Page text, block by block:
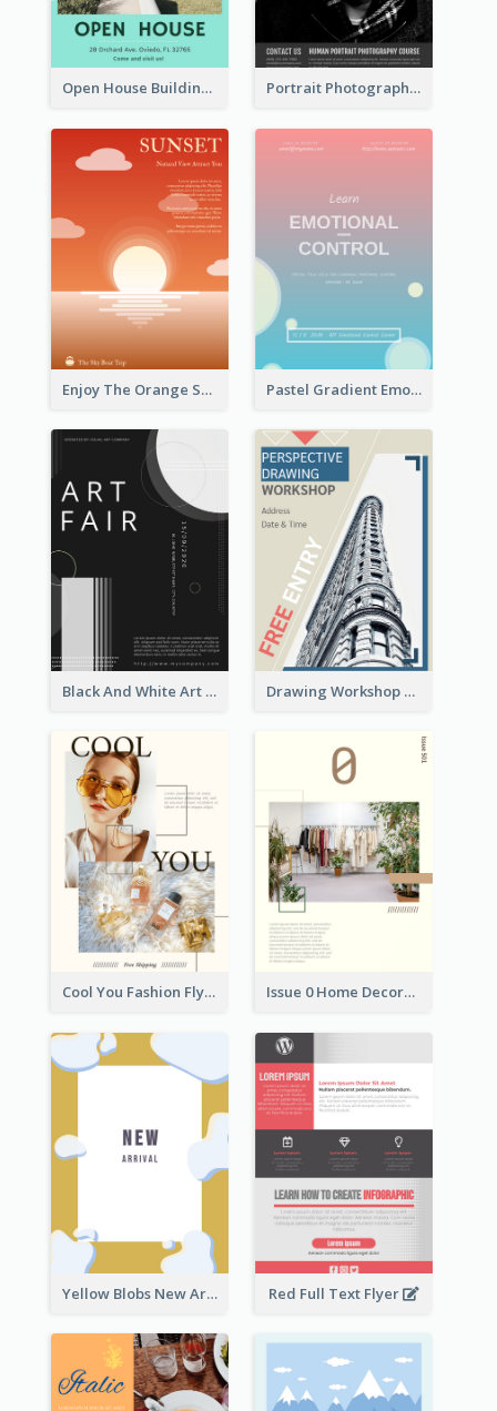
Open House Building Flyer Portrait Photography Course Flyer
Enjoy The Orange Sunset Graphic Pastel Gradient Emotional Control Talk Flyer
Black And White Art Fair Flyer Drawing Workshop Flyer
Cool You Fashion Flyers Issue 0 Home Decoration Magazine Flyer
Yellow Blobs New Arrival Flyer Red Full Text Flyer